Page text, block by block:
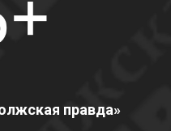
правда»